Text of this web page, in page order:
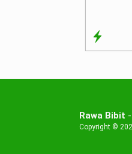
Rawa Bibit
Copyright ©